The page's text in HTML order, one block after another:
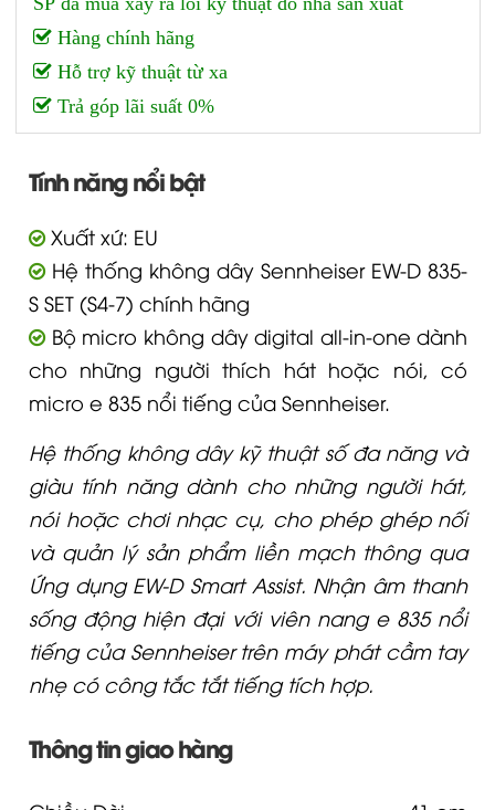
Hàng chính hãng
Hỗ trợ kỹ thuật từ xa
Trả góp lãi suất 0%
Tính năng nổi bật
Hệ thống không dây Sennheiser EW-D 835-
S SET (S4-7) chính hãng
Bộ micro không dây digital all-in-one dành
cho những người thích hát hoặc nói, có
micro e 835 nổi tiếng của Sennheiser.
giàu tính năng dành cho những người hát,
nói hoặc chơi nhạc cụ, cho phép ghép nối
và quản lý sản phẩm liền mạch thông qua
Ứng dụng EW-D Smart Assist. Nhận âm thanh
sống động hiện đại với viên nang e 835 nổi
tiếng của Sennheiser trên máy phát cầm tay
nhẹ có công tắc tắt tiếng tích hợp.